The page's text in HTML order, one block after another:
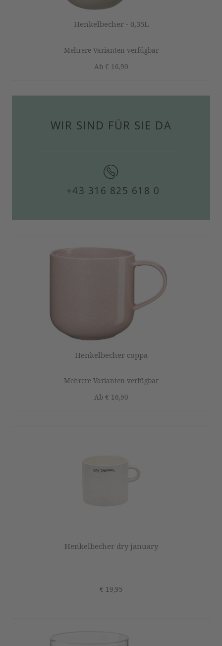
Henkelbecher - 0,35L
Mehrere Varianten verfügbar
Ab € 16,90
WIR SIND FÜR SIE DA
+43 316 825 618 0
Henkelbecher coppa
Mehrere Varianten verfügbar
Ab € 16,90
Henkelbecher dry january
€ 19,95